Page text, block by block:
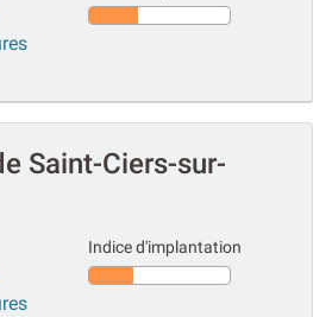
Saint-Ciers-sur-
Indice d'implantation